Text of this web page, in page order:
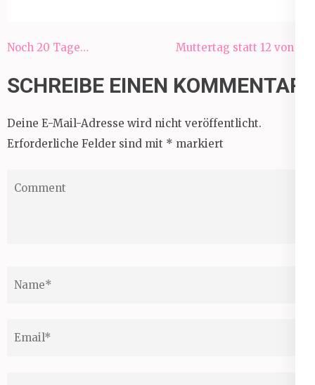
Beitragsnavigation
Noch 20 Tage… Muttertag statt 12 von 12
SCHREIBE EINEN KOMMENTAR
Deine E-Mail-Adresse wird nicht veröffentlicht.
Erforderliche Felder sind mit * markiert